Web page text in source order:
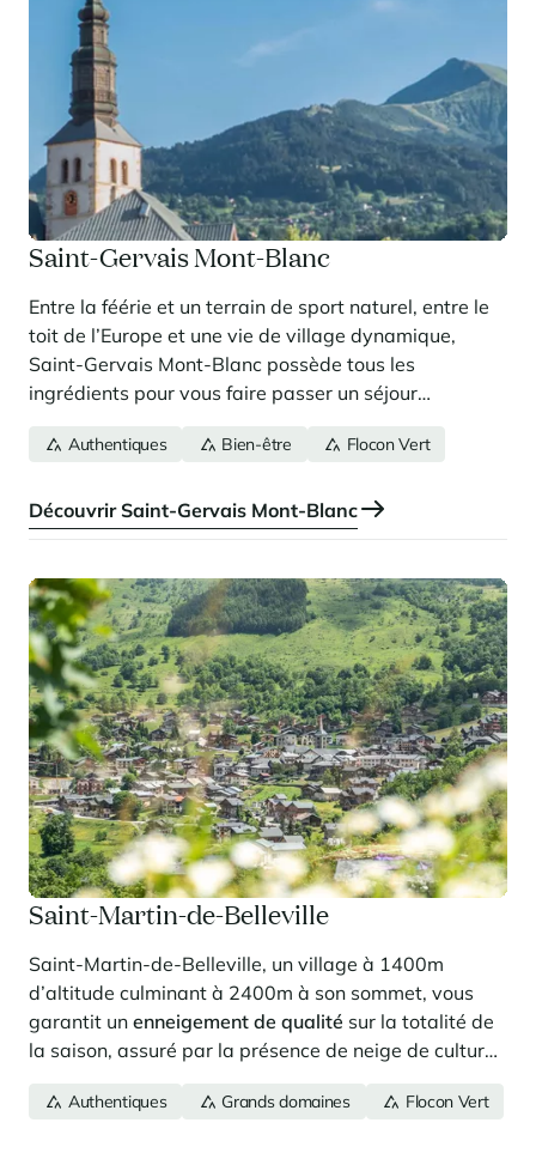
Saint-Gervais Mont-Blanc
Entre la féérie et un terrain de sport naturel, entre le
toit de l’Europe et une vie de village dynamique,
Saint-Gervais Mont-Blanc possède tous les
ingrédients pour vous faire passer un séjour
de la station avant de plier bagages !
Authentiques Bien-être Flocon Vert
Découvrir Saint-Gervais Mont-Blanc
Saint-Martin-de-Belleville
Saint-Martin-de-Belleville, un village à 1400m
d’altitude culminant à 2400m à son sommet, vous
garantit un enneigement de qualité sur la totalité de
la saison, assuré par la présence de neige de culture
Authentiques Grands domaines Flocon Vert